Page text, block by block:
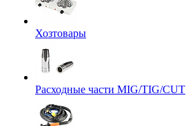
Хозтовары
Расходные части MIG/TIG/CUT